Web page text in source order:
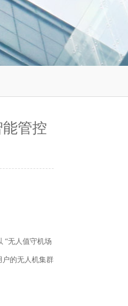
管控
“无人值守机场
的无人机集群